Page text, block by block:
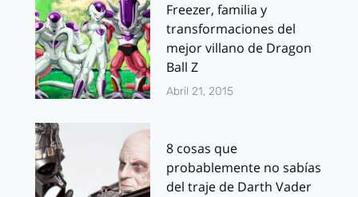
Freezer, familia y
transformaciones del
mejor villano de Dragon
Ball Z
Abril 21, 2015
8 cosas que
probablemente no sabías
del traje de Darth Vader